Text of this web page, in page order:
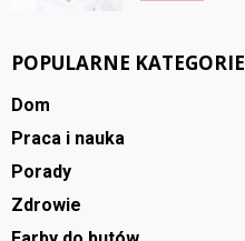
POPULARNE KATEGORIE
Dom
Praca i nauka
Porady
Zdrowie